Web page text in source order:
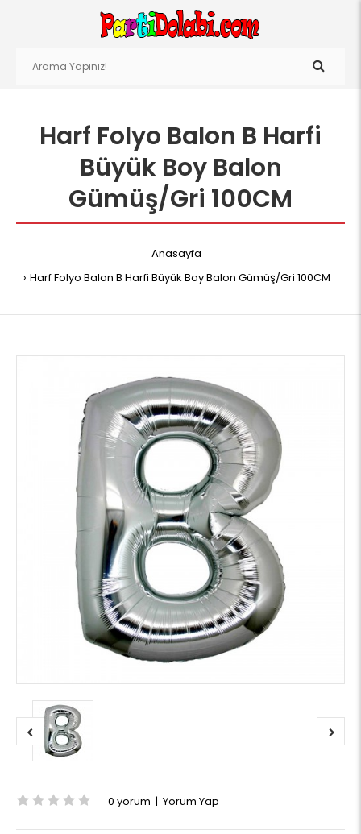
Harf Folyo Balon B Harfi
Büyük Boy Balon
Gümüş/Gri 100CM
Anasayfa
Harf Folyo Balon B Harfi Büyük Boy Balon Gümüş/Gri 100CM
0 yorum | Yorum Yap